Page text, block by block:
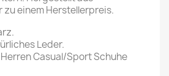
zu einem Herstellerpreis.
Leder.
Herren Casual/Sport Schuhe